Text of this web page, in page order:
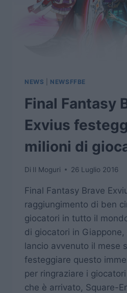
NEWS NEWSFFBE
Final Fantasy
Exvius
milioni di
Di Il Moguri 26 Luglio 2016
Final Fantasy Brave
raggiungimento di ben
giocatori in tutto il
di giocatori in
lancio avvenuto il mese
festeggiare questo
per ringraziare i
che è arrivato, Square-